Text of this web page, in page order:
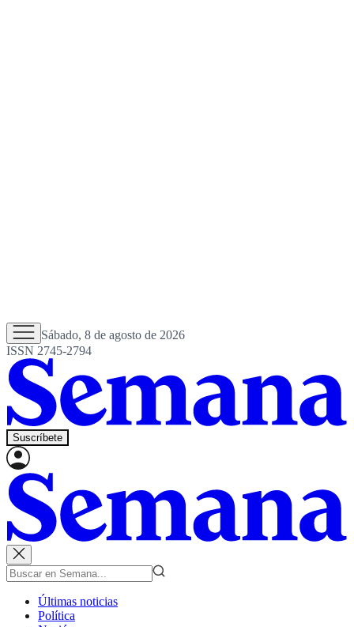
Sábado, 8 de agosto de 2026
ISSN 2745-2794
Suscríbete
Últimas noticias
Política